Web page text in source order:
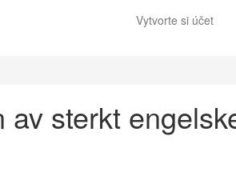
Vytvorte si účet
sterkt